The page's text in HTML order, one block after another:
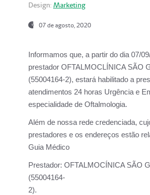
Design: Marketing
07 de agosto, 2020
Informamos que, a partir do dia07/
prestador OFTALMOCLÍNICA SÃO
(55004164-2), estará habilitado a
atendimentos 24 horas Urgência e
especialidade de Oftalmologia.
Além de nossa rede credenciada,
prestadores e os endereços estão
Guia Médico
Prestador: OFTALMOCÍNICA SÃO
(55004164-